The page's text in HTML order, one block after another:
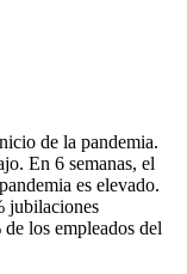
de la pandemia.
En 6 semanas, el
es elevado.
jubilaciones
los empleados del